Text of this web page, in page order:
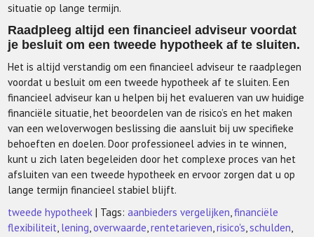
situatie op lange termijn.
Raadpleeg altijd een financieel adviseur voordat
je besluit om een tweede hypotheek af te sluiten.
Het is altijd verstandig om een financieel adviseur te raadplegen
voordat u besluit om een tweede hypotheek af te sluiten. Een
financieel adviseur kan u helpen bij het evalueren van uw huidige
financiële situatie, het beoordelen van de risico’s en het maken
van een weloverwogen beslissing die aansluit bij uw specifieke
behoeften en doelen. Door professioneel advies in te winnen,
kunt u zich laten begeleiden door het complexe proces van het
afsluiten van een tweede hypotheek en ervoor zorgen dat u op
lange termijn financieel stabiel blijft.
tweede hypotheek | Tags:aanbieders vergelijken,financiële
flexibiliteit, lening,overwaarde,rentetarieven,risico's,schulden,